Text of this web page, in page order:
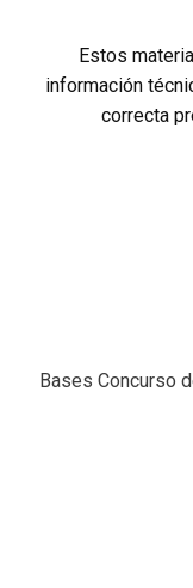
Estos
información
correcta
Bases Concurso